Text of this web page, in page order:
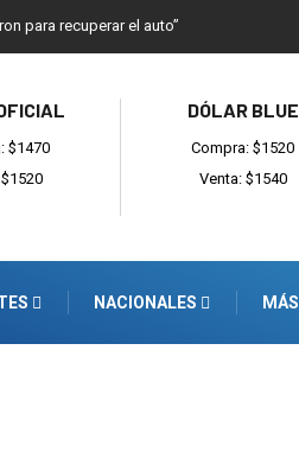
para recuperar el auto”
$1470
DÓLAR BLUE
Compra: $1520
Venta: $1540
NACIONALES MÁS